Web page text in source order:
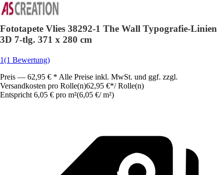
Fototapete Vlies 38292-1 The Wall Typografie-Linien
3D 7-tlg. 371 x 280 cm
1(1 Bewertung)
Preis — 62,95 € * Alle Preise inkl. MwSt. und ggf. zzgl.
Versandkosten pro Rolle(n)62,95 €*/ Rolle(n)
Entspricht 6,05 € pro m²(6,05 €/ m²)